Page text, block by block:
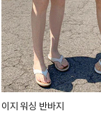
이지 워싱 반바지